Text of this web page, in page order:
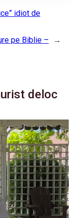
idiot de
pe Biblie –
→
deloc